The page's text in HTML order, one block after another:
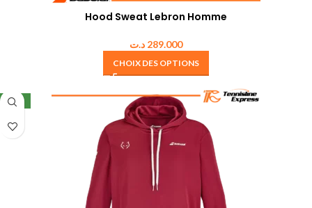
Hood Sweat Lebron Homme
289.000 د.ت
CHOIX DES OPTIONS
NEW